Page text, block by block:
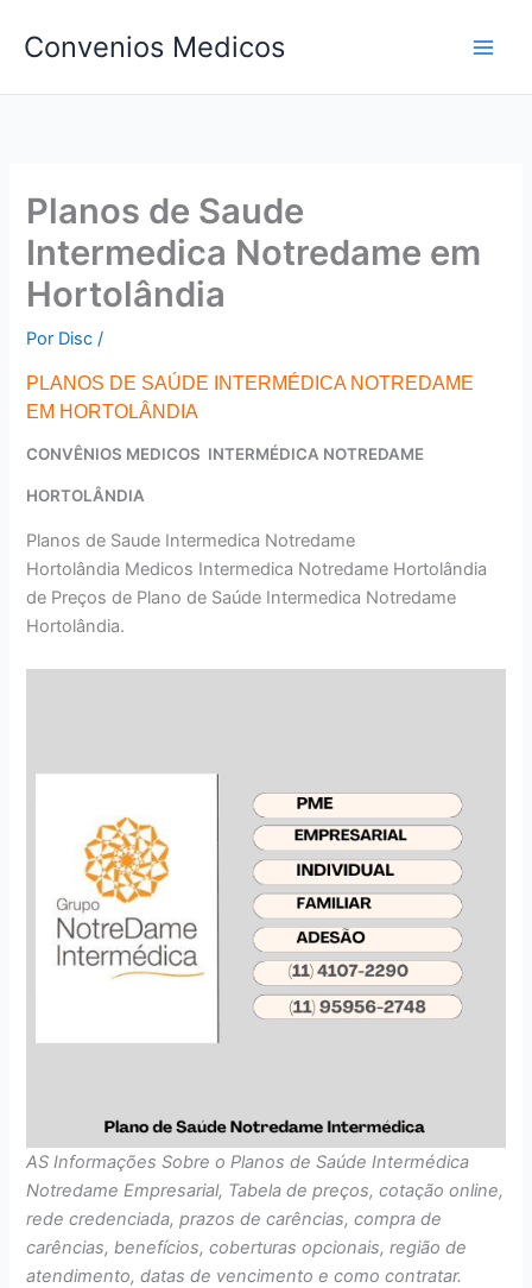
para
conteúdo
Convenios Medicos
Planos de Saude
Intermedica Notredame em
Hortolândia
Por Disc/
PLANOS DE SAÚDE INTERMÉDICA NOTREDAME
EM HORTOLÂNDIA
CONVÊNIOS MEDICOS INTERMÉDICA NOTREDAME
HORTOLÂNDIA
Planos de Saude Intermedica Notredame
Hortolândia Medicos Intermedica Notredame Hortolândia
de Preços de Plano de Saúde Intermedica Notredame
Hortolândia.
AS Informações Sobre o Planos de Saúde Intermédica
Notredame Empresarial, Tabela de preços, cotação online,
rede credenciada, prazos de carências, compra de
carências, benefícios, coberturas opcionais, região de
atendimento, datas de vencimento e como contratar.